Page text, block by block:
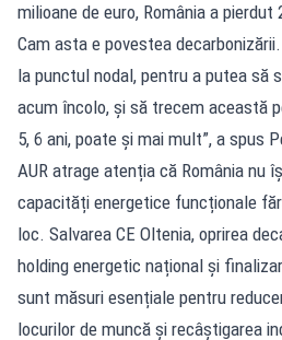
milioane de euro, România a pierdut
Cam asta e povestea
la punctul nodal, pentru a putea să
acum încolo, și să trecem această
5, 6 ani, poate și mai mult”, a spus
AUR atrage atenția că România nu
capacități energetice funcționale
loc. Salvarea CE Oltenia, oprirea
holding energetic național și
sunt măsuri esențiale pentru
locurilor de muncă și recâștigarea